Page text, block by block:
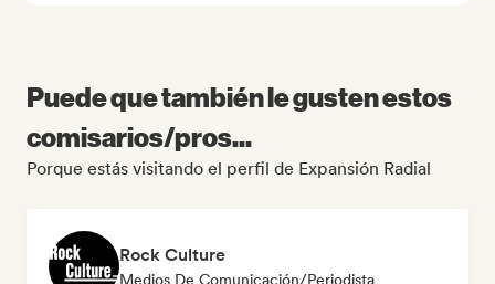
Puede que también le gusten estos
comisarios/pros...
Porque estás visitando el perfil de Expansión Radial
Rock Culture
Medios De Comunicación/Periodista